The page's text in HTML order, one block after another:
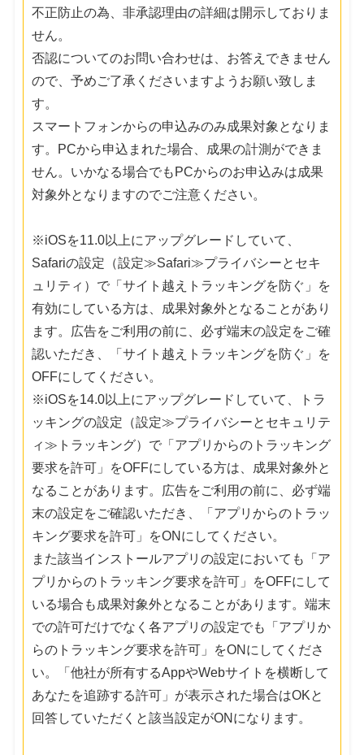
不正防止の為、非承認理由の詳細は開示しておりま
せん。
否認についてのお問い合わせは、お答えできません
ので、予めご了承くださいますようお願い致しま
す。
スマートフォンからの申込みのみ成果対象となりま
す。PCから申込まれた場合、成果の計測ができま
せん。いかなる場合でもPCからのお申込みは成果
対象外となりますのでご注意ください。
※iOSを11.0以上にアップグレードしていて、
Safariの設定（設定≫Safari≫プライバシーとセキ
ュリティ）で「サイト越えトラッキングを防ぐ」を
有効にしている方は、成果対象外となることがあり
ます。広告をご利用の前に、必ず端末の設定をご確
認いただき、「サイト越えトラッキングを防ぐ」を
OFFにしてください。
※iOSを14.0以上にアップグレードしていて、トラ
ッキングの設定（設定≫プライバシーとセキュリテ
ィ≫トラッキング）で「アプリからのトラッキング
要求を許可」をOFFにしている方は、成果対象外と
なることがあります。広告をご利用の前に、必ず端
末の設定をご確認いただき、「アプリからのトラッ
キング要求を許可」をONにしてください。
また該当インストールアプリの設定においても「ア
プリからのトラッキング要求を許可」をOFFにして
いる場合も成果対象外となることがあります。端末
での許可だけでなく各アプリの設定でも「アプリか
らのトラッキング要求を許可」をONにしてくださ
い。「他社が所有するAppやWebサイトを横断して
あなたを追跡する許可」が表示された場合はOKと
回答していただくと該当設定がONになります。